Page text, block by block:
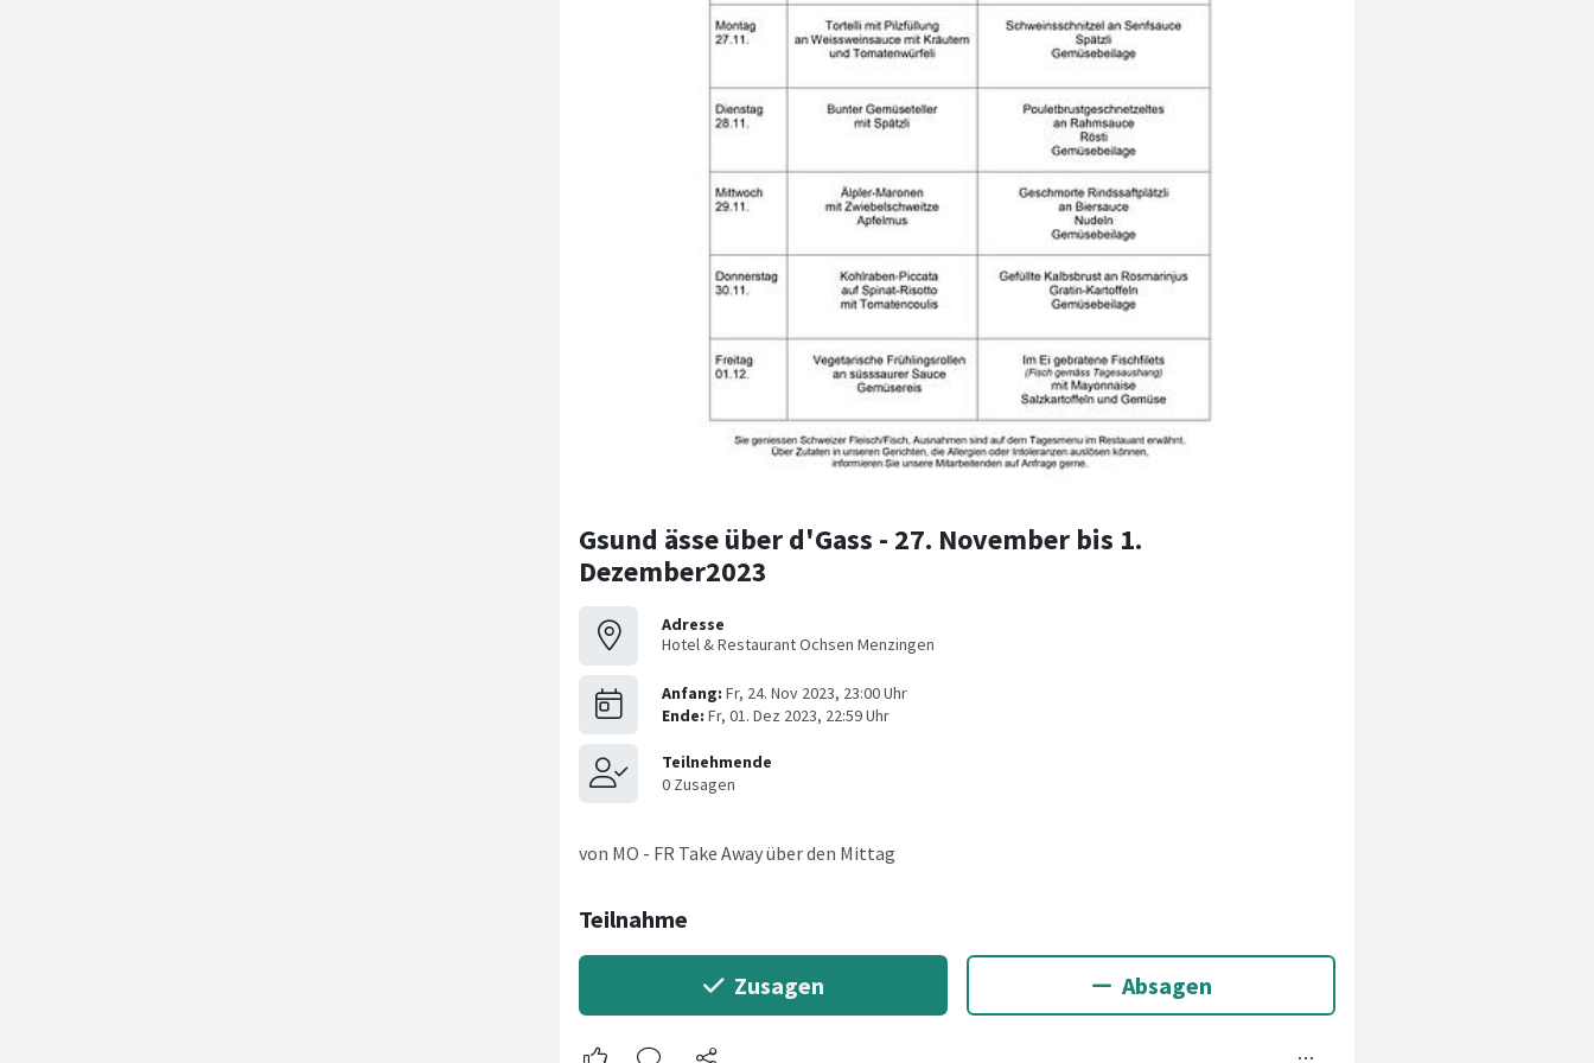
Gsund ässe über d'Gass - 27. November bis 1.
Dezember2023
Adresse
Hotel & Restaurant Ochsen Menzingen
von MO - FR Take Away über den Mittag